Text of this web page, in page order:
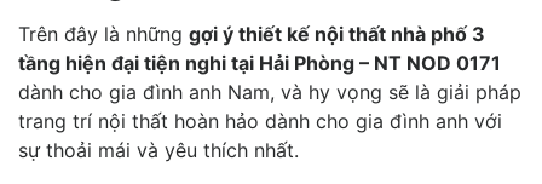
Trên đây là những gợi ý thiết kế nội thất nhà phố 3
tầng hiện đại tiện nghi tại Hải Phòng – NT NOD 0171
dành cho gia đình anh Nam, và hy vọng sẽ là giải pháp
trang trí nội thất hoàn hảo dành cho gia đình anh với
sự thoải mái và yêu thích nhất.